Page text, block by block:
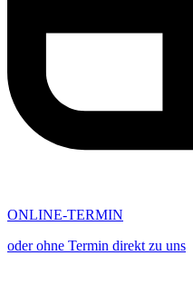
ONLINE-TERMIN
oder ohne Termin direkt zu uns